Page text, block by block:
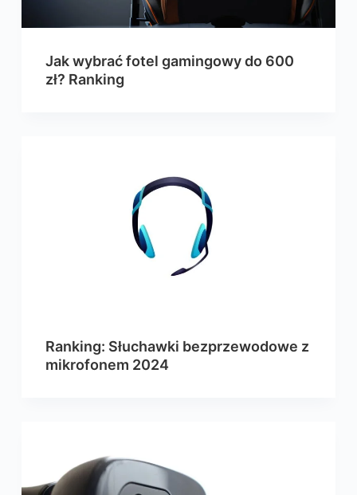
Jak wybrać fotel gamingowy do 600
zł? Ranking
Ranking: Słuchawki bezprzewodowe z
mikrofonem 2024